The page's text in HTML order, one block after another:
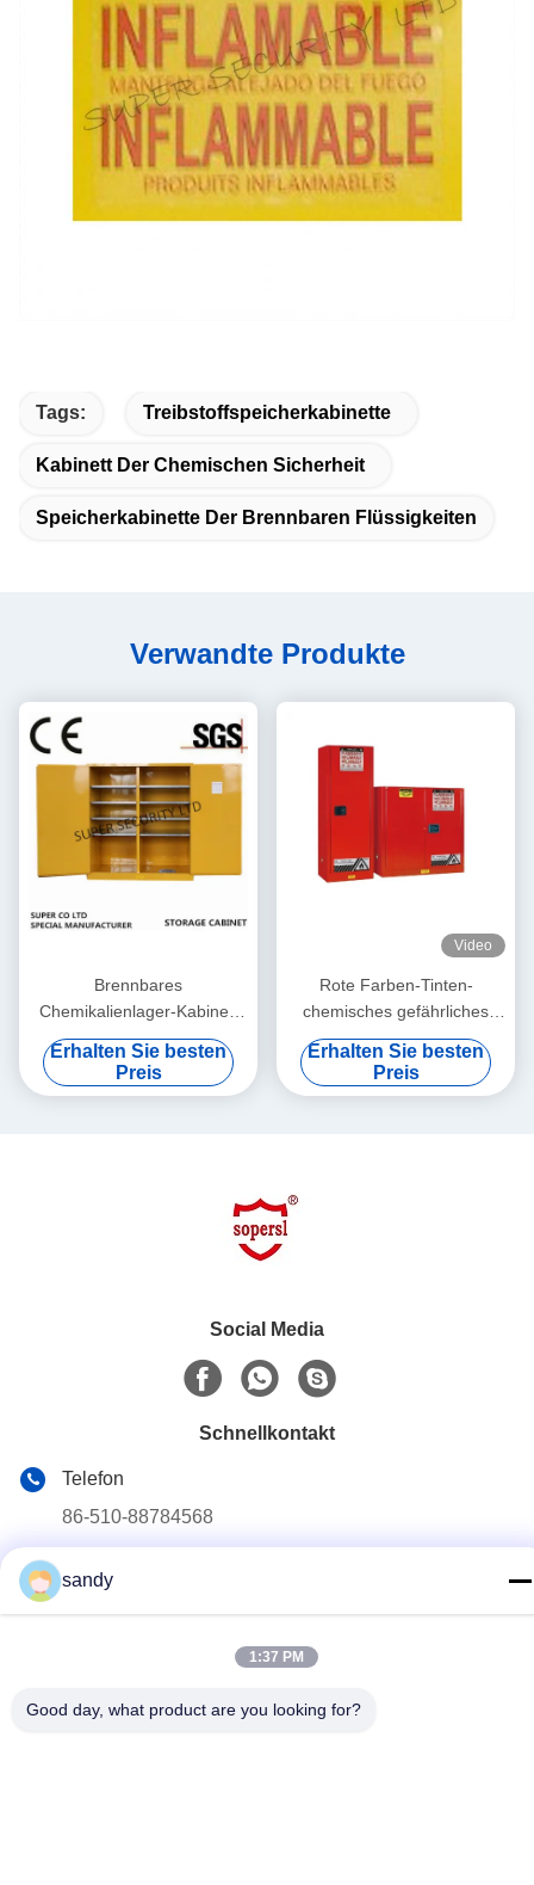
Tags: Treibstoffspeicherkabinette
Kabinett Der Chemischen Sicherheit
Speicherkabinette Der Brennbaren Flüssigkeiten
Verwandte Produkte
Brennbares
Chemikalienlager-Kabinett
für die Speicherung der
Flüssigkeit, gefährliche
Schränke
Erhalten Sie besten
Preis
Video
Rote Farben-Tinten-
chemisches gefährliches
Speicher-Kabinett für die
Speicherung der Farbe,
Tinte
Erhalten Sie besten
Preis
Social Media
Schnellkontakt
Telefon
86-510-88784568
sandy
1:37 PM
Good day, what product are you looking for?